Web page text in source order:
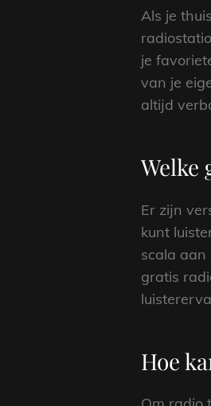
Als je
je
van je
altijd
Welke
Er zijn
kunt
scala aan
gratis
Hoe